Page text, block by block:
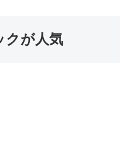
クが人気